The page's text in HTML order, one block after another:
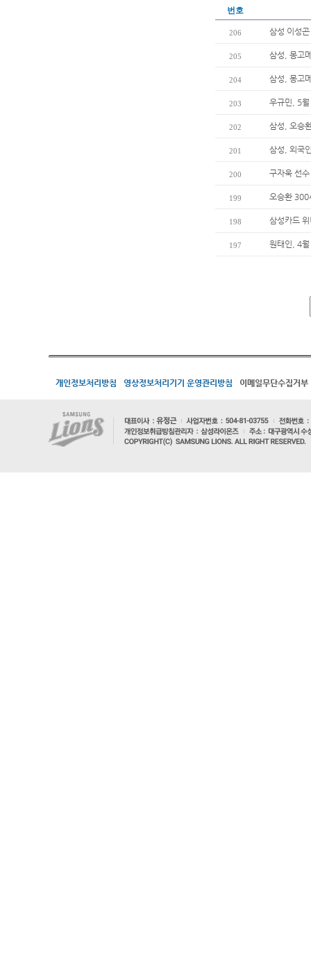
번호
206 삼성 이성
205 삼성, 몽고
204 삼성, 몽고
203 우규민, 5
202 삼성, 오승
201 삼성, 외국
200 구자욱 선
199 오승환 300
198 삼성카드
197 원태인, 4
개인정보처리방침 영상정보처리기기 운영관리방침 이메일무단수집거부